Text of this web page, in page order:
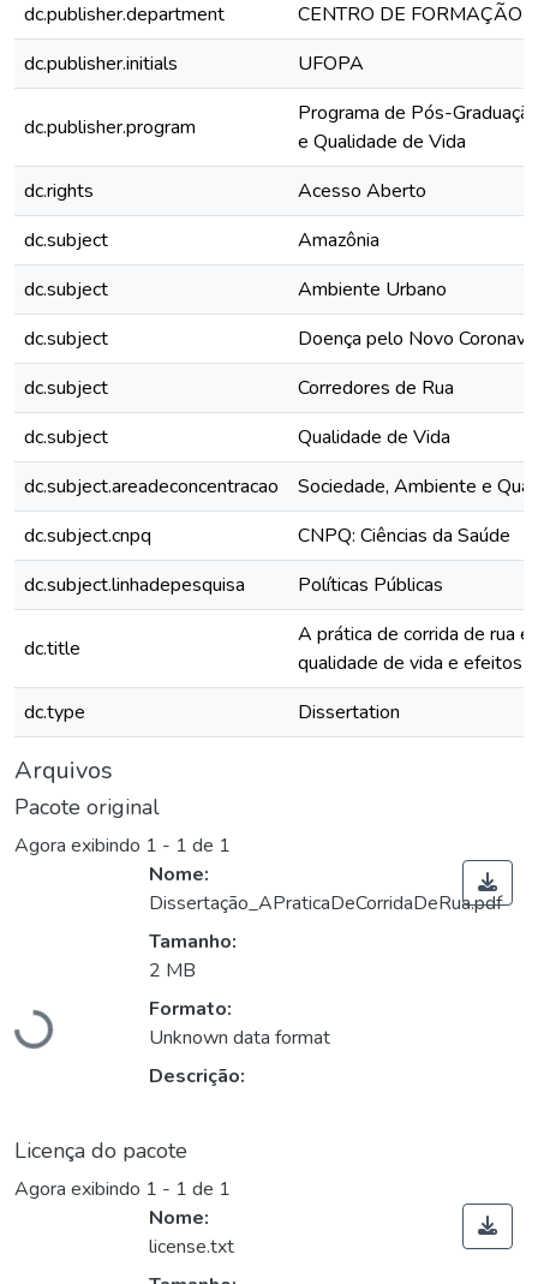
dc.publisher.department
CENTRO DE FORMAÇÃO
dc.publisher.initials
UFOPA
dc.publisher.program
Programa de Pós-
e Qualidade de Vida
dc.rights
Acesso Aberto
dc.subject
Amazônia
dc.subject
Ambiente Urbano
dc.subject
Doença pelo Novo
dc.subject
Corredores de Rua
dc.subject
Qualidade de Vida
dc.subject.areadeconcentracao
Sociedade, Ambiente e
dc.subject.cnpq
CNPQ: Ciências da Saúde
dc.subject.linhadepesquisa
Políticas Públicas
dc.title
A prática de corrida de rua
qualidade de vida e efeitos
dc.type
Dissertation
Arquivos
Pacote original
Agora exibindo 1 - 1 de 1
Carregando...
Nome:
Dissertação_APraticaDeCorridaDeRua.pdf
Tamanho:
2 MB
Formato:
Unknown data format
Descrição:
Licença do pacote
Agora exibindo 1 - 1 de 1
Nome:
license.txt